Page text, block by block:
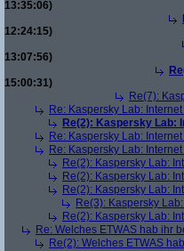
13:35:06)
12:24:15)
13:07:56)
15:00:31)
Re(7):
Re: Kaspersky Lab:
Re(2): Kaspersky Lab:
Re: Kaspersky Lab:
Re: Kaspersky Lab:
Re(2): Kaspersky Lab:
Re(2): Kaspersky Lab:
Re(2): Kaspersky Lab:
Re(3): Kaspersky
Re(2): Kaspersky Lab:
Re: Welches ETWAS hab ihr
Re(2): Welches ETWAS